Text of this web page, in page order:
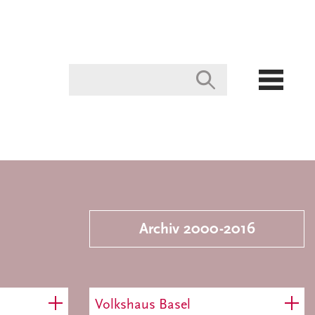
Archiv 2000-2016
Volkshaus Basel